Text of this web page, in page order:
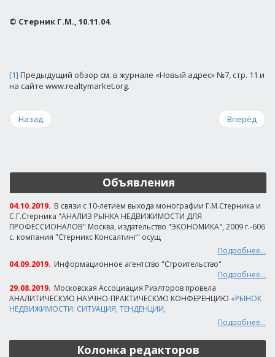
© Стерник Г.М., 10.11.04.
[1] Предыдущий обзор см. в журнале «Новый адрес» №7, стр. 11 и
на сайте www.realtymarket.org.
Назад Вперёд
Объявления
04.10.2019. В связи с 10-летием выхода монографии Г.М.Стерника и
С.Г.Стерника "АНАЛИЗ РЫНКА НЕДВИЖИМОСТИ ДЛЯ
ПРОФЕССИОНАЛОВ" Москва, издательство "ЭКОНОМИКА", 2009 г.-606
с. компания "Стерникс Консалтинг" осущ
Подробнее...
04.09.2019. Информационное агентство "Строительство"
Подробнее...
29.08.2019. Московская Ассоциация Риэлторов провела
АНАЛИТИЧЕСКУЮ НАУЧНО-ПРАКТИЧЕСКУЮ КОНФЕРЕНЦИЮ «РЫНОК
НЕДВИЖИМОСТИ: СИТУАЦИЯ, ТЕНДЕНЦИИ,
Подробнее...
Колонка редакторов